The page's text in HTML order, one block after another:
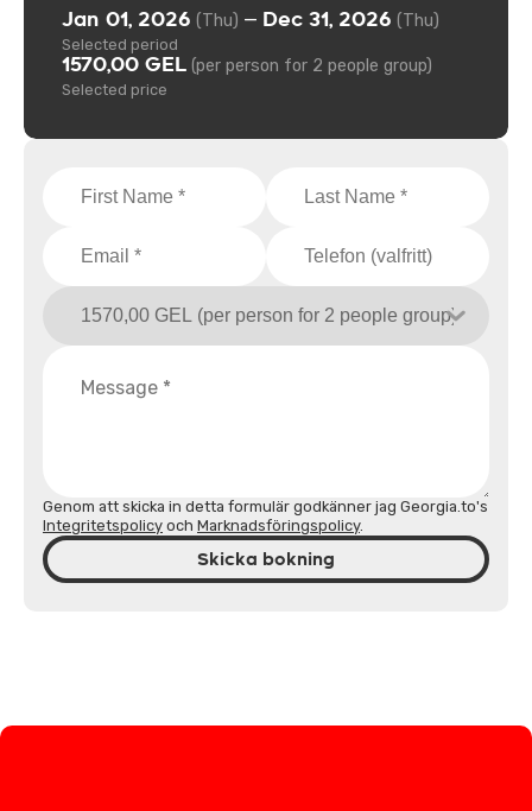
Genom att skicka in detta formulär godkänner jag Georgia.to's
Integritetspolicy och Marknadsföringspolicy.
Skicka bokning
Jan 01, 2026 (Thu) — Dec 31, 2026 (Thu)
Selected period
1570,00 GEL (per person for 2 people group)
Selected price